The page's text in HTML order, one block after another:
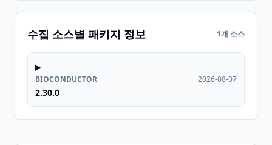
수집 소스별 패키지 정보 1개 소스
BIOCONDUCTOR
2.30.0
2026-08-07